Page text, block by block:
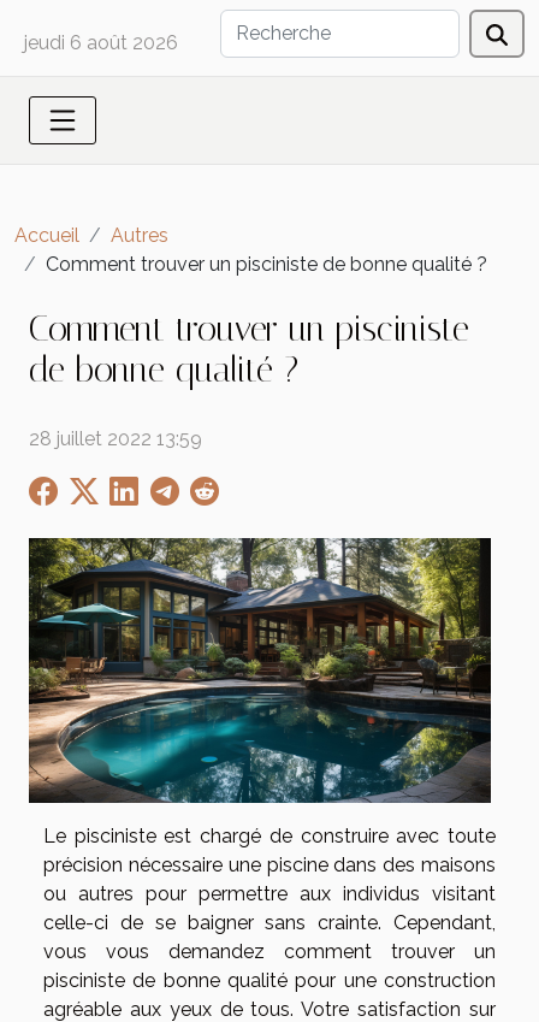
jeudi 6 août 2026
Accueil
Autres
Comment trouver un pisciniste de bonne qualité ?
Comment trouver un pisciniste
de bonne qualité ?
28 juillet 2022 13:59
Le pisciniste est chargé de construire avec toute
précision nécessaire une piscine dans des maisons
ou autres pour permettre aux individus visitant
celle-ci de se baigner sans crainte. Cependant,
vous vous demandez comment trouver un
pisciniste de bonne qualité pour une construction
agréable aux yeux de tous. Votre satisfaction sur